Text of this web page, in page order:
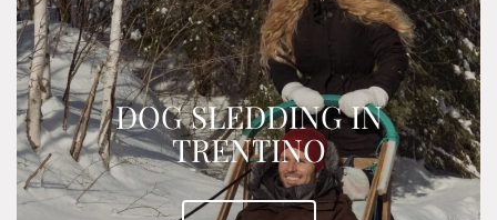
raccolto dal suo utilizzo dei loro servizi.
DOG SLEDDING IN
TRENTINO